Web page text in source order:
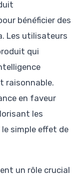
bénéficier des
Les utilisateurs
qui
raisonnable.
en faveur
les
simple effet de
un rôle crucial